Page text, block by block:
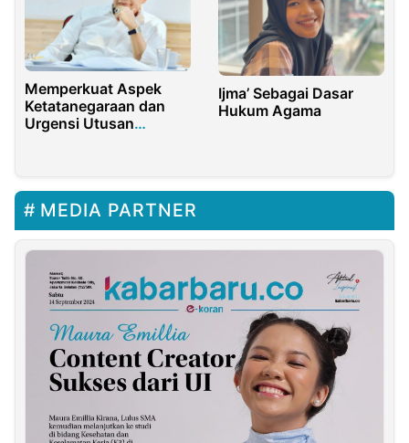
Memperkuat Aspek
Ketatanegaraan dan
Urgensi Utusan
Ijma’ Sebagai Dasar
Hukum Agama
MEDIA PARTNER